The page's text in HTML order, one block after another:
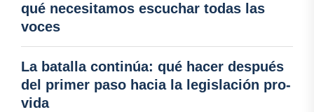
qué necesitamos escuchar todas las
voces
La batalla continúa: qué hacer después
del primer paso hacia la legislación pro-
vida